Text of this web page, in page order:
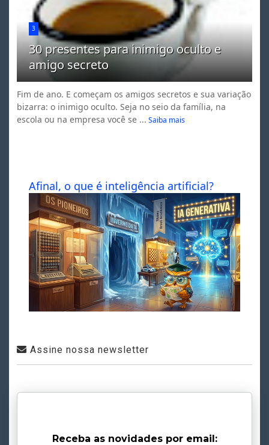
3
30 presentes para inimigo oculto e
amigo secreto
Fim de ano. E começam os amigos secretos e sua variação
bizarra: o inimigo oculto. Seja no seio da família, na
escola ou na empresa você se ... Saiba mais
Afinal, o que é inteligência artificial?
Assine nossa newsletter
Receba as novidades por email: